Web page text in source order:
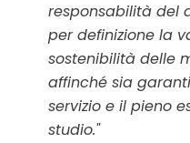
responsabilità del
per definizione la
sostenibilità delle
affinché sia
servizio e il pieno
studio."